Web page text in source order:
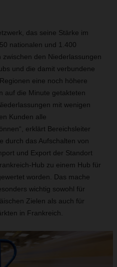
das seine Stärke im
nationalen und 1.400
den Niederlassungen
und die damit verbundene
eine noch höhere
auf die Minute getakteten
mit wenigen
Kunden alle
erklärt Bereichsleiter
durch das Aufschalten von
und Export der Standort
Hub zu einem Hub für
worden. Das mache
wichtig sowohl für
Zielen als auch für
in Frankreich.